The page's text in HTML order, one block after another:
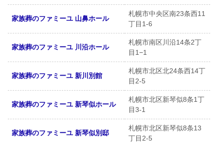
家族葬のファミーユ 山鼻ホール
札幌市中央区南23条西11
丁目1-6
家族葬のファミーユ 川沿ホール
札幌市南区川沿14条2丁
目1−1
家族葬のファミーユ 新川別館
札幌市北区北24条西14丁
目2-5
家族葬のファミーユ 新琴似ホール
札幌市北区新琴似8条1丁
目3-1
家族葬のファミーユ 新琴似別邸
札幌市北区新琴似8条13
丁目2-5